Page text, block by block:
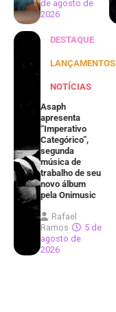
de agosto de
2026
DESTAQUE
LANÇAMENTOS
NOTÍCIAS
Asaph
apresenta
“Imperativo
Categórico”,
segunda
música de
trabalho de seu
novo álbum
pela Onimusic
Rafael
Ramos
5 de
agosto de
2026